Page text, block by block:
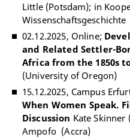
Little (Potsdam); in
Wissenschaftsgeschichte
02.12.2025, Online;
and Related Settler-
Africa from the 1850s
(University of Oregon)
15.12.2025, Campus
When Women Speak.
Discussion Kate
Ampofo (Accra)